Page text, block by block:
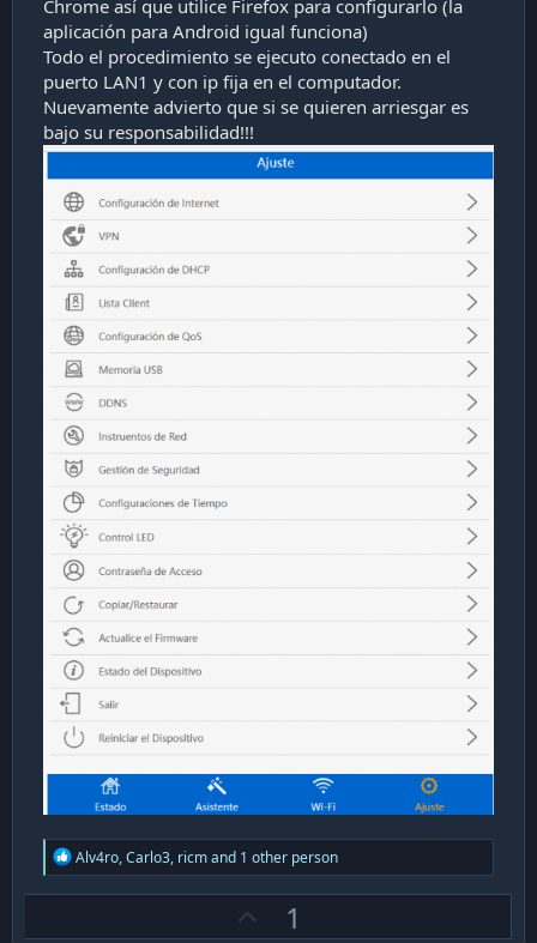
Chrome así que utilice Firefox para configurarlo (la
aplicación para Android igual funciona)
Todo el procedimiento se ejecuto conectado en el
puerto LAN1 y con ip fija en el computador.
Nuevamente advierto que si se quieren arriesgar es
bajo su responsabilidad!!!
R
e
a
Alv4ro,Carlo3, ricmand 1 other person
1